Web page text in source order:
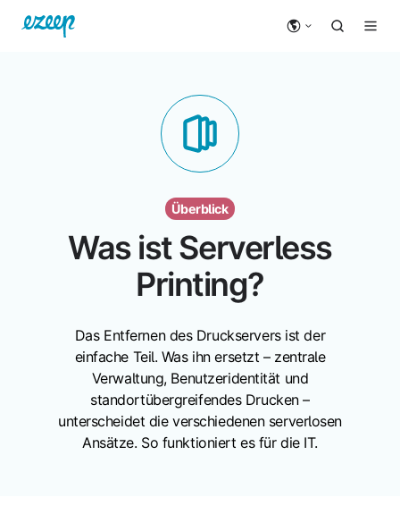
Überblick
Was ist Serverless
Printing?
Das Entfernen des Druckservers ist der
einfache Teil. Was ihn ersetzt – zentrale
Verwaltung, Benutzeridentität und
standortübergreifendes Drucken –
unterscheidet die verschiedenen serverlosen
Ansätze. So funktioniert es für die IT.